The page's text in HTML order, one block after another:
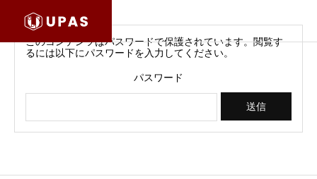
このコンテンツはパスワードで保護されています。閲覧す
るには以下にパスワードを入力してください。
パスワード